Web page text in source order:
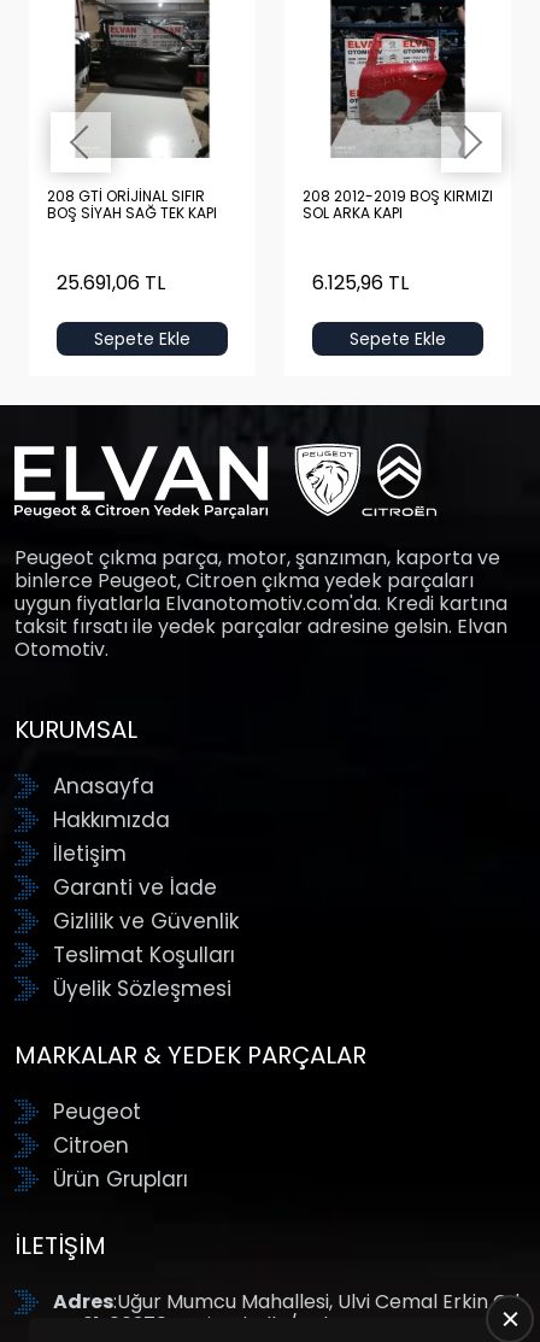
208 GTİ ORİJİNAL SIFIR
BOŞ SİYAH SAĞ TEK KAPI
25.691,06 TL
Sepete Ekle
208 2012-2019 BOŞ KIRMIZI
SOL ARKA KAPI
6.125,96 TL
Sepete Ekle
Peugeot çıkma parça, motor, şanzıman, kaporta ve
binlerce Peugeot, Citroen çıkma yedek parçaları
uygun fiyatlarla Elvanotomotiv.com'da. Kredi kartına
taksit fırsatı ile yedek parçalar adresine gelsin. Elvan
Otomotiv.
KURUMSAL
Anasayfa
Hakkımızda
İletişim
Garanti ve İade
Gizlilik ve Güvenlik
Teslimat Koşulları
Üyelik Sözleşmesi
MARKALAR & YEDEK PARÇALAR
Peugeot
Citroen
Ürün Grupları
İLETIŞIM
Adres:Uğur Mumcu Mahallesi, Ulvi Cemal Erkin Cd.
No:61, 06370 Yenimahalle/Ankara